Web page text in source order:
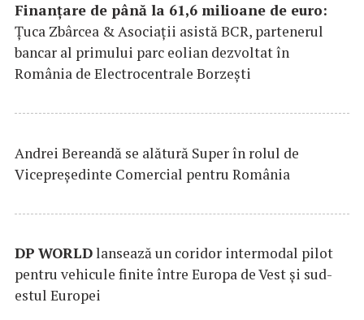
Finanțare de până la 61,6 milioane de euro:
Țuca Zbârcea & Asociații asistă BCR, partenerul
bancar al primului parc eolian dezvoltat în
România de Electrocentrale Borzești
Andrei Bereandă se alătură Super în rolul de
Vicepreședinte Comercial pentru România
DP WORLDlansează un coridor intermodal pilot
pentru vehicule finite între Europa de Vest și sud-
estul Europei